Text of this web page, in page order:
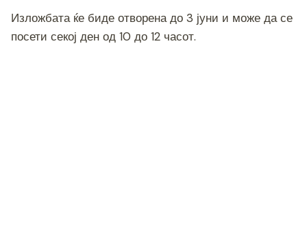
Изложбата ќе биде отворена до 3 јуни и може да се
посети секој ден од 10 до 12 часот.